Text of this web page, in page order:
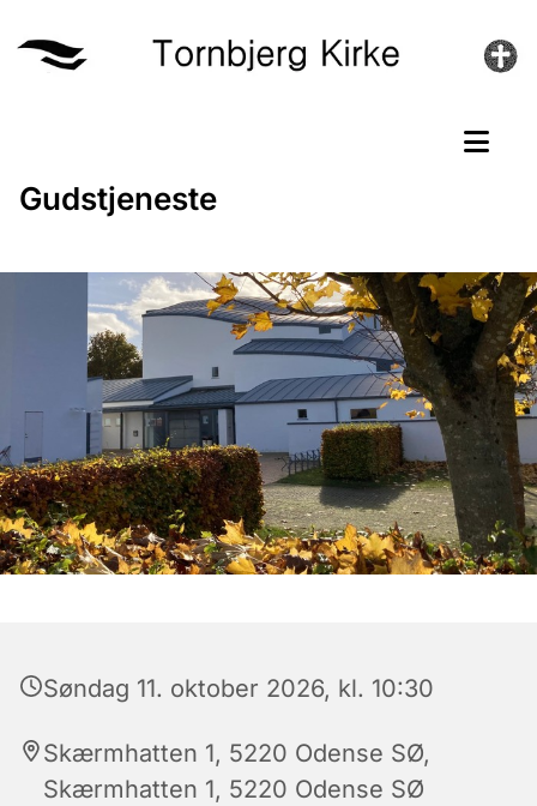
Gudstjeneste
Søndag 11. oktober 2026, kl. 10:30
Skærmhatten 1, 5220 Odense SØ,
Skærmhatten 1, 5220 Odense SØ